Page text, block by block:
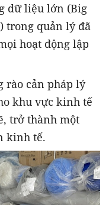
dữ liệu lớn (Big
trong quản lý đã
hoạt động lập
rào cản pháp lý
khu vực kinh tế
trở thành một
kinh tế.